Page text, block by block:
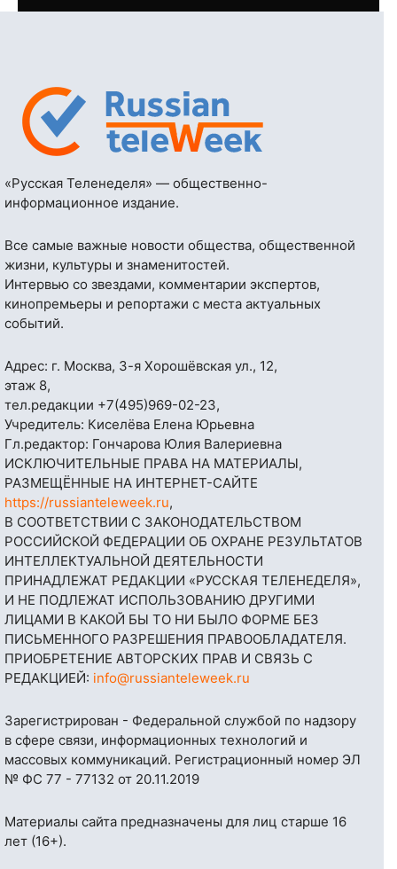
«Русская Теленеделя» — общественно-
информационное издание.
Все самые важные новости общества, общественной
жизни, культуры и знаменитостей.
Интервью со звездами, комментарии экспертов,
кинопремьеры и репортажи с места актуальных
событий.
Адрес: г. Москва, 3-я Хорошёвская ул., 12,
этаж 8,
тел.редакции +7(495)969-02-23,
Учредитель: Киселёва Елена Юрьевна
Гл.редактор: Гончарова Юлия Валериевна
ИСКЛЮЧИТЕЛЬНЫЕ ПРАВА НА МАТЕРИАЛЫ,
РАЗМЕЩЁННЫЕ НА ИНТЕРНЕТ-САЙТЕ
https://russianteleweek.ru,
В СООТВЕТСТВИИ С ЗАКОНОДАТЕЛЬСТВОМ
РОССИЙСКОЙ ФЕДЕРАЦИИ ОБ ОХРАНЕ РЕЗУЛЬТАТОВ
ИНТЕЛЛЕКТУАЛЬНОЙ ДЕЯТЕЛЬНОСТИ
ПРИНАДЛЕЖАТ РЕДАКЦИИ «РУССКАЯ ТЕЛЕНЕДЕЛЯ»,
И НЕ ПОДЛЕЖАТ ИСПОЛЬЗОВАНИЮ ДРУГИМИ
ЛИЦАМИ В КАКОЙ БЫ ТО НИ БЫЛО ФОРМЕ БЕЗ
ПИСЬМЕННОГО РАЗРЕШЕНИЯ ПРАВООБЛАДАТЕЛЯ.
ПРИОБРЕТЕНИЕ АВТОРСКИХ ПРАВ И СВЯЗЬ С
РЕДАКЦИЕЙ: info@russianteleweek.ru
Зарегистрирован - Федеральной службой по надзору
в сфере связи, информационных технологий и
массовых коммуникаций. Регистрационный номер ЭЛ
№ ФС 77 - 77132 от 20.11.2019
Материалы сайта предназначены для лиц старше 16
лет (16+).